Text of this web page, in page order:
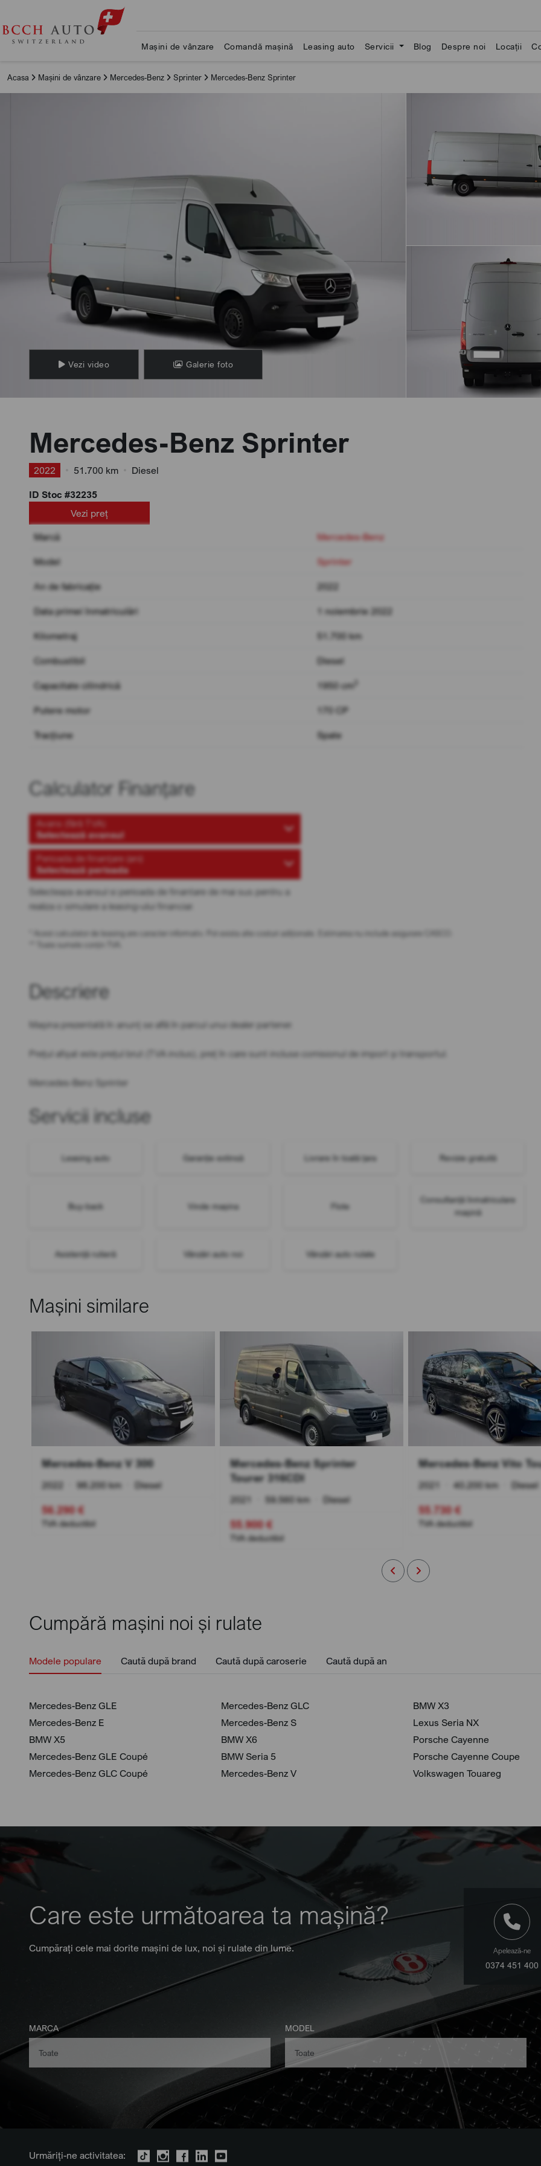
Mașini de vânzare Comandă mașină Leasing auto Servicii Blog Despre noi Locații
Acasa Mașini de vânzare Mercedes-Benz Sprinter Mercedes-Benz Sprinter
Vezi video Galerie foto
Mercedes-Benz Sprinter
2022 51.700 km
Diesel
ID Stoc #32235
Vezi preț
Marcă
Mercedes-Benz
Model Sprinter
An de fabricație 2022
Data primei înmatriculări 1 noiembrie 2022
Kilometraj 51.700 km
Combustibil Diesel
Capacitate cilindrică 1950 cm
Putere motor 170 CP
Tracțiune Spate
Calculator Finanțare
Avans (fără TVA)
Selectează avansul
Perioada de finanțare (ani)
Selectează perioada
Selecteaza avansul si perioada de finantare de mai sus pentru a
realiza o simulare a leasing-ului financiar.
* Acest calculator de leasing are caracter informativ. Pot exista alte costuri adiționale. Estimarea nu include asigurare CASCO.
** Toate sumele conțin TVA.
Descriere
Mașina prezentată în anunț se află în parcul unui dealer partener.
Prețul afișat este prețul brut (TVA inclus), preț în care sunt incluse comisionul de import și transportul.
Mercedes-Benz Sprinter
Servicii incluse
Leasing auto Garanție extinsă Livrare în toată țara Revizie gratuită
Buy-back Vinde mașina Flote
Consultanță înmatriculare
mașină
Asistență rutieră Vânzări auto noi Vânzări auto rulate
Mașini similare
Mercedes-Benz V 300
2022 98.200 km Diesel
56.290 €
TVA deductibil
Mercedes-Benz Sprinter
Tourer 316CDI
2021 59.560 km Diesel
55.900 €
TVA deductibil
Mercedes-Benz Vito
2021 40.200 km Diesel
55.730 €
TVA deductibil
Cumpără mașini noi și rulate
Modele populare Caută după brand Caută după caroserie Caută după an
Mercedes-Benz GLE
Mercedes-Benz E
BMW X5
Mercedes-Benz GLE Coupé
Mercedes-Benz GLC Coupé
Mercedes-Benz GLC
Mercedes-Benz S
BMW X6
BMW Seria 5
Mercedes-Benz V
BMW X3
Lexus Seria NX
Porsche Cayenne
Porsche Cayenne Coupe
Volkswagen Touareg
Care este următoarea ta mașină?
Cumpărați cele mai dorite mașini de lux, noi și rulate din lume. Apelează-ne
0374 451 400
MARCA MODEL
Urmăriți-ne activitatea: